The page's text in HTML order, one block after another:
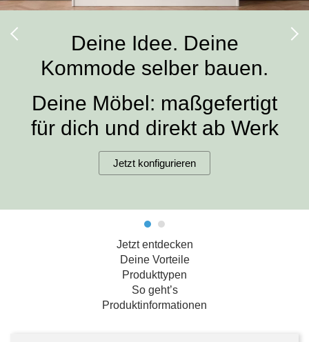
Schuhschrank
Hängeschrank
Hängeboard
TV-Möbel
Sideboard
Massivholz
Badregal
SpiegelschrankPolstermöbel
Sofa
Sessel
Hocker
der
Selection
Outdoorküche
der
Deine Idee. Deine
Kommode selber bauen.
Deine Möbel: maßgefertigt
für dich und direkt ab Werk
Jetzt konfigurieren
Jetzt entdecken
Deine Vorteile
Produkttypen
So geht’s
Produktinformationen
Kommoden
Massivholz-Schränke & -Regale